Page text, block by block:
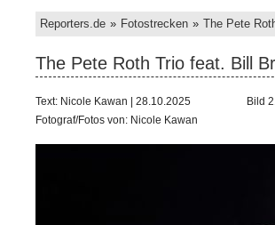
Reporters.de » Fotostrecken » The Pete
The Pete Roth Trio feat. Bill
Text: Nicole Kawan | 28.10.2025
Bild
Fotograf/Fotos von: Nicole Kawan